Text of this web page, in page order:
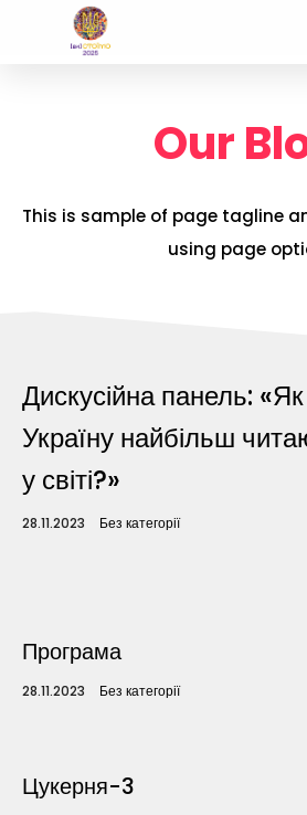
Our
This is sample of page tagline
using page
Дискусійна панель:
Україну найбільш
у світі?»
28.11.2023 Без категорії
Програма
28.11.2023 Без категорії
Цукерня-3